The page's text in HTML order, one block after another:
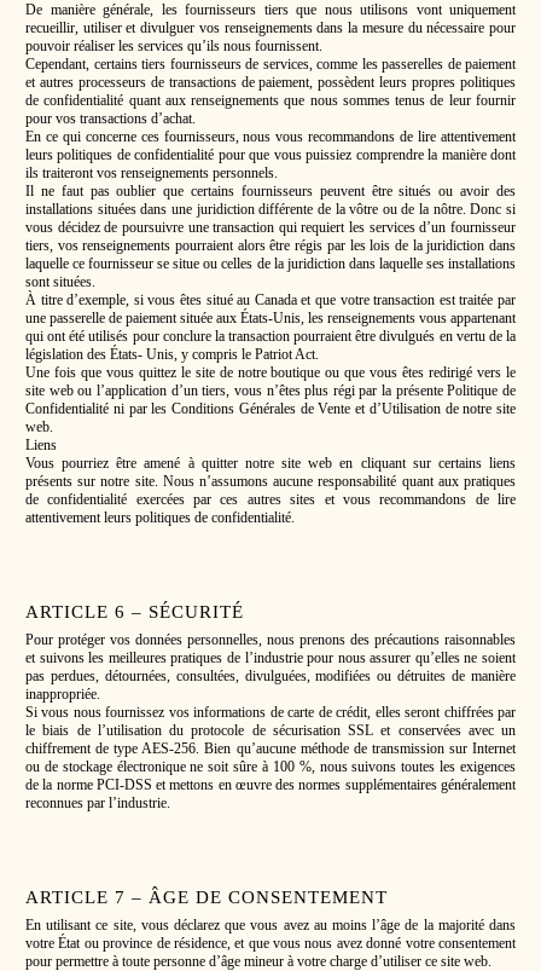
De manière générale, les fournisseurs tiers que nous utilisons vont uniquement
recueillir, utiliser et divulguer vos renseignements dans la mesure du nécessaire pour
pouvoir réaliser les services qu’ils nous fournissent.
Cependant, certains tiers fournisseurs de services, comme les passerelles de paiement
et autres processeurs de transactions de paiement, possèdent leurs propres politiques
de confidentialité quant aux renseignements que nous sommes tenus de leur fournir
pour vos transactions d’achat.
En ce qui concerne ces fournisseurs, nous vous recommandons de lire attentivement
leurs politiques de confidentialité pour que vous puissiez comprendre la manière dont
ils traiteront vos renseignements personnels.
Il ne faut pas oublier que certains fournisseurs peuvent être situés ou avoir des
installations situées dans une juridiction différente de la vôtre ou de la nôtre. Donc si
vous décidez de poursuivre une transaction qui requiert les services d’un fournisseur
tiers, vos renseignements pourraient alors être régis par les lois de la juridiction dans
laquelle ce fournisseur se situe ou celles de la juridiction dans laquelle ses installations
sont situées.
À titre d’exemple, si vous êtes situé au Canada et que votre transaction est traitée par
une passerelle de paiement située aux États-Unis, les renseignements vous appartenant
qui ont été utilisés pour conclure la transaction pourraient être divulgués en vertu de la
législation des États- Unis, y compris le Patriot Act.
Une fois que vous quittez le site de notre boutique ou que vous êtes redirigé vers le
site web ou l’application d’un tiers, vous n’êtes plus régi par la présente Politique de
Confidentialité ni par les Conditions Générales de Vente et d’Utilisation de notre site
web.
Liens
Vous pourriez être amené à quitter notre site web en cliquant sur certains liens
présents sur notre site. Nous n’assumons aucune responsabilité quant aux pratiques
de confidentialité exercées par ces autres sites et vous recommandons de lire
attentivement leurs politiques de confidentialité.
ARTICLE 6 – SÉCURITÉ
Pour protéger vos données personnelles, nous prenons des précautions raisonnables
et suivons les meilleures pratiques de l’industrie pour nous assurer qu’elles ne soient
pas perdues, détournées, consultées, divulguées, modifiées ou détruites de manière
inappropriée.
Si vous nous fournissez vos informations de carte de crédit, elles seront chiffrées par
le biais de l’utilisation du protocole de sécurisation SSL et conservées avec un
chiffrement de type AES-256. Bien qu’aucune méthode de transmission sur Internet
ou de stockage électronique ne soit sûre à 100 %, nous suivons toutes les exigences
de la norme PCI-DSS et mettons en œuvre des normes supplémentaires généralement
reconnues par l’industrie.
ARTICLE 7 – ÂGE DE CONSENTEMENT
En utilisant ce site, vous déclarez que vous avez au moins l’âge de la majorité dans
votre État ou province de résidence, et que vous nous avez donné votre consentement
pour permettre à toute personne d’âge mineur à votre charge d’utiliser ce site web.